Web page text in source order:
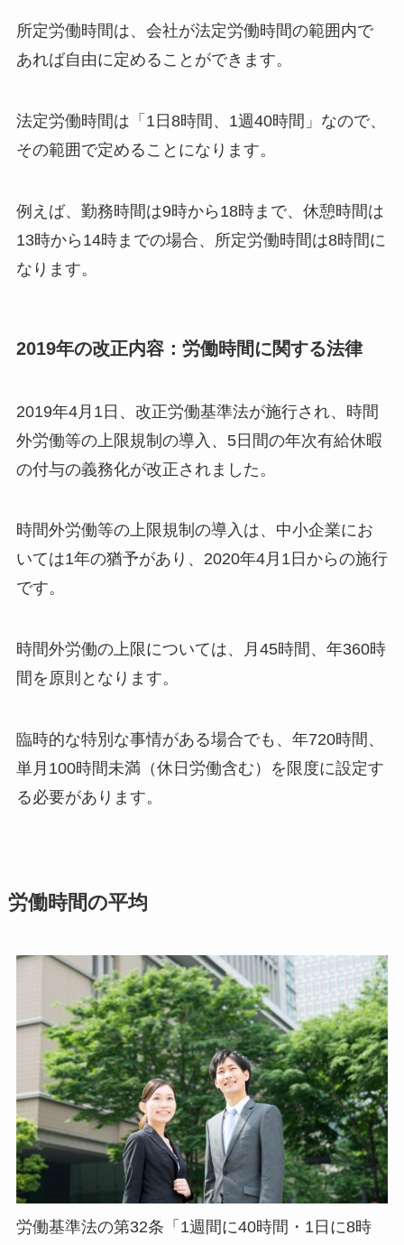
所定労働時間は、会社が法定労働時間の範囲内で
あれば自由に定めることができます。
法定労働時間は「1日8時間、1週40時間」なので、
その範囲で定めることになります。
例えば、勤務時間は9時から18時まで、休憩時間は
13時から14時までの場合、所定労働時間は8時間に
なります。
2019年の改正内容：労働時間に関する法律
2019年4月1日、改正労働基準法が施行され、時間
外労働等の上限規制の導入、5日間の年次有給休暇
の付与の義務化が改正されました。
時間外労働等の上限規制の導入は、中小企業にお
いては1年の猶予があり、2020年4月1日からの施行
です。
時間外労働の上限については、月45時間、年360時
間を原則となります。
臨時的な特別な事情がある場合でも、年720時間、
単月100時間未満（休日労働含む）を限度に設定す
る必要があります。
労働時間の平均
労働基準法の第32条「1週間に40時間・1日に8時